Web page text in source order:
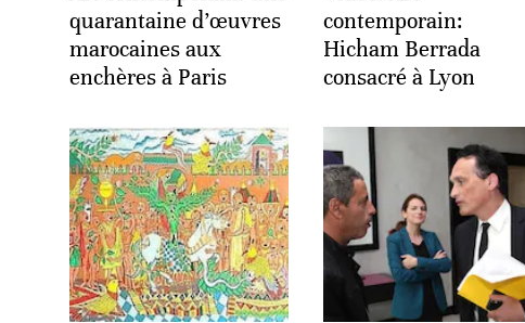
quarantaine d’œuvres
marocaines aux
enchères à Paris
contemporain:
Hicham Berrada
consacré à Lyon